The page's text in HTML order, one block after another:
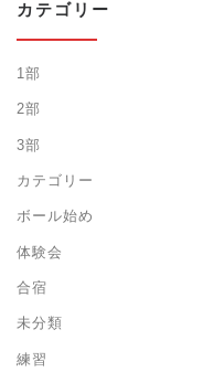
カテゴリー
1部
2部
3部
カテゴリー
ボール始め
体験会
合宿
未分類
練習